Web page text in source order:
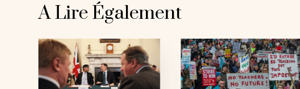
A Lire Également